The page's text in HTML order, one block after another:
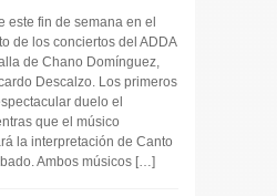
este fin de semana en el
de los conciertos del ADDA
de Chano Domínguez,
Descalzo. Los primeros
duelo el
que el músico
la interpretación de Canto
Ambos músicos […]